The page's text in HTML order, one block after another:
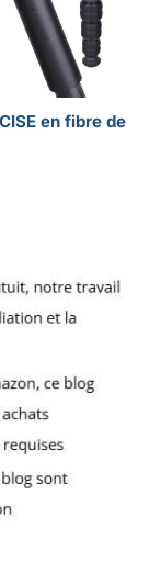
en fibre de